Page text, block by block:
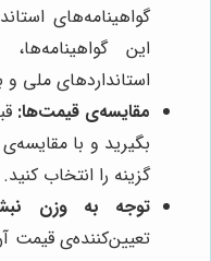
گواهینامه‌های
این
استانداردهای ملی
مقایسه‌ی قیمت‌ها:
بگیرید و با
گزینه را انتخاب کنید.
توجه به وزن
تعیین‌کننده‌ی قیمت